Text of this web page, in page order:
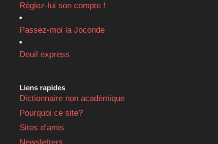
Réglez-lui son compte !
Passez-moi la Joconde
Deuil express
Liens rapides
Dictionnaire non académique
Pourquoi ce site?
Sites d’amis
Newsletters